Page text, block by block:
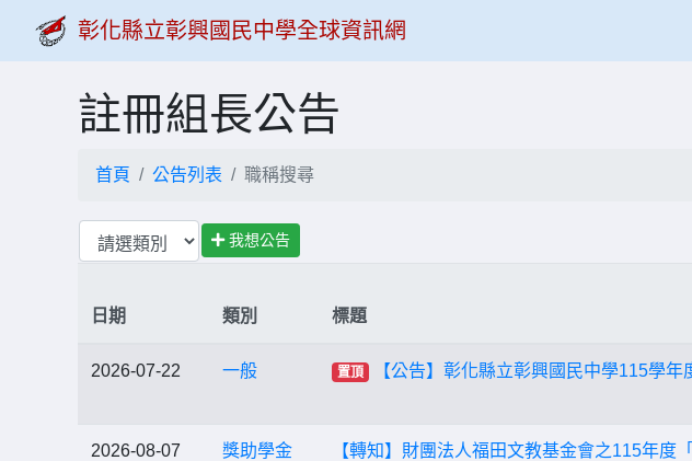
彰化縣立彰興國民中學全球資訊網
註冊組長公告
首頁 公告列表 職稱搜尋
我想公告
日期 類別 標題
2026-07-22 一般 置頂 【公告】彰化縣立彰興國民中學115學
2026-08-07 獎助學金 【轉知】財團法人福田文教基金會之115年